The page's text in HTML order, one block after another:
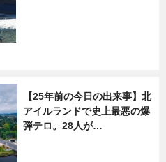
【25年前の今日の出来事】北
アイルランドで史上最悪の爆
弾テロ。28人が…